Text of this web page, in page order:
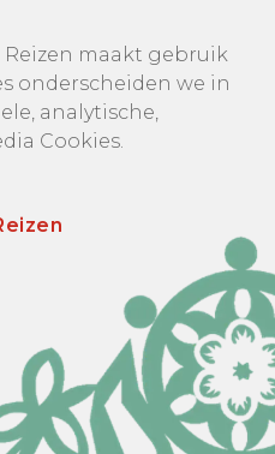
maakt gebruik
onderscheiden we in
analytische,
Cookies.